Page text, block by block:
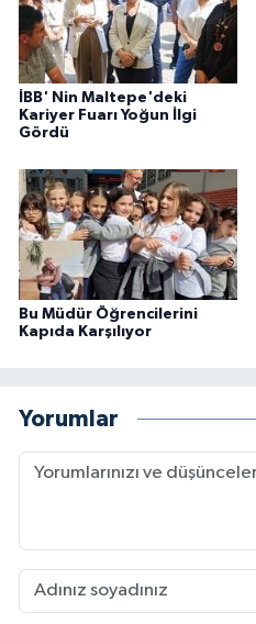
İBB' Nin Maltepe'deki
Kariyer Fuarı Yoğun İlgi
Gördü
Bu Müdür Öğrencilerini
Kapıda Karşılıyor
Yorumlar